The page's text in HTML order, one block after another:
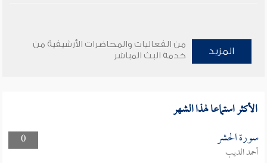
المزيد
من الفعاليات والمحاضرات الأرشيفية من
خدمة البث المباشر
الأكثر استماعا لهذا الشهر
0 سورة الحشر
أحمد الديب